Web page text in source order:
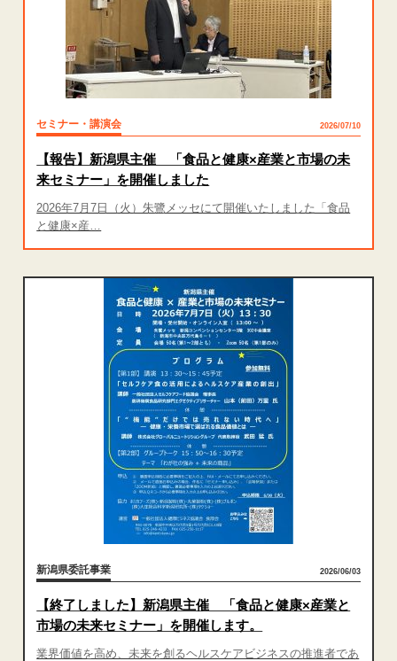
セミナー・講演会 2026/07/10
【報告】新潟県主催 「食品と健康×産業と市場の未
来セミナー」を開催しました
2026年7月7日（火）朱鷺メッセにて開催いたしました「食品
と健康×産…
新潟県委託事業 2026/06/03
【終了しました】新潟県主催 「食品と健康×産業と
市場の未来セミナー」を開催します。
業界価値を高め、未来を創るヘルスケアビジネスの推進者であ